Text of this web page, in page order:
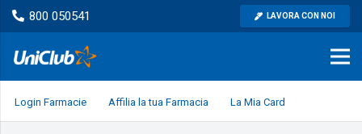
800 050541 LAVORA CON NOI
Login Farmacie Affilia la tua Farmacia La Mia Card